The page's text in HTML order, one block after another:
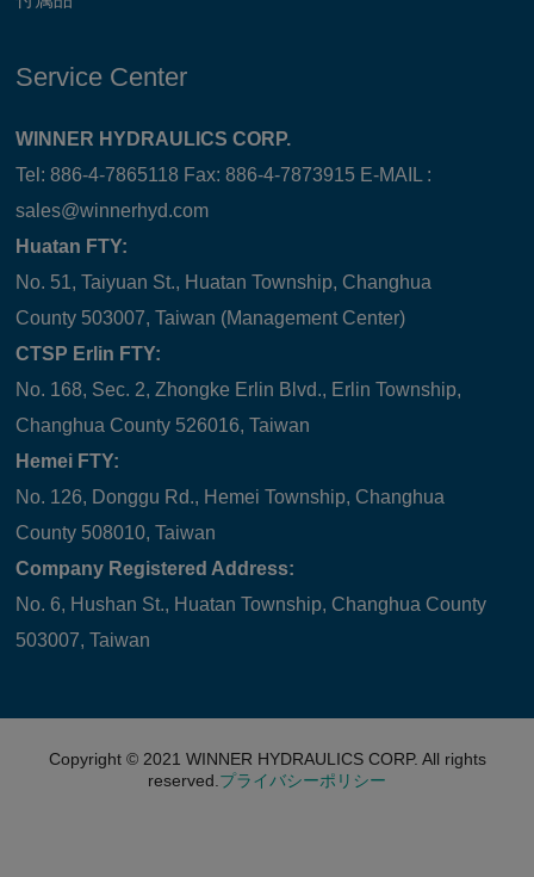
Service Center
WINNER HYDRAULICS CORP.
Tel: 886-4-7865118 Fax: 886-4-7873915 E-MAIL :
sales@winnerhyd.com
Huatan FTY:
No. 51, Taiyuan St., Huatan Township, Changhua
County 503007, Taiwan (Management Center)
CTSP Erlin FTY:
No. 168, Sec. 2, Zhongke Erlin Blvd., Erlin Township,
Changhua County 526016, Taiwan
Hemei FTY:
No. 126, Donggu Rd., Hemei Township, Changhua
County 508010, Taiwan
Company Registered Address:
No. 6, Hushan St., Huatan Township, Changhua County
503007, Taiwan
Copyright © 2021 WINNER HYDRAULICS CORP. All rights
reserved. プライバシーポリシー